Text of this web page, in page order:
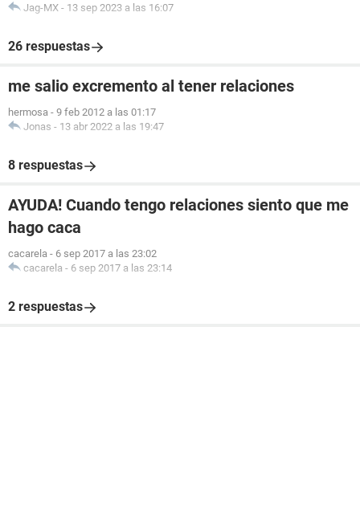
Jag-MX - 13 sep 2023 a las 16:07
26 respuestas
me salio excremento al tener relaciones
hermosa - 9 feb 2012 a las 01:17
Jonas - 13 abr 2022 a las 19:47
8 respuestas
AYUDA! Cuando tengo relaciones siento que me
hago caca
cacarela - 6 sep 2017 a las 23:02
cacarela - 6 sep 2017 a las 23:14
2 respuestas